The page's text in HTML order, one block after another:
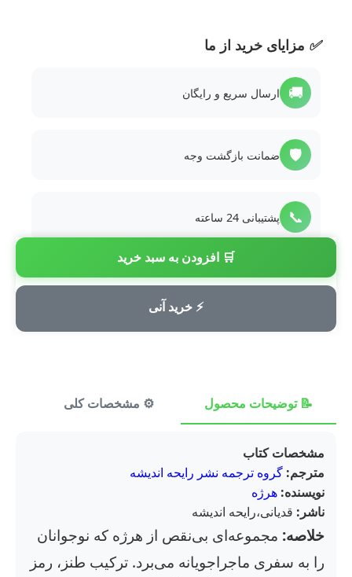
🛒 افزودن به سبد خرید
⚡ خرید آنی
✅ مزایای خرید از ما
🚚 ارسال سریع و رایگان
🛡️ ضمانت بازگشت وجه
📞 پشتیبانی 24 ساعته
💳 پرداخت امن
📝 توضیحات محصول ⚙️ مشخصات کلی
مشخصات کتاب
مترجم: گروه ترجمه نشر رایحه اندیشه
نویسنده: هرژه
ناشر: قدیانی،رایحه اندیشه
خلاصه: مجموعه‌ای بی‌نقص از هرژه که نوجوانان
را به سفری ماجراجویانه می‌برد. ترکیب طنز، رمز